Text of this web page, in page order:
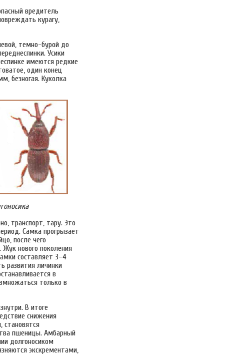
вредитель
курагу,
темно-бурой до
Усики
имеются редкие
один конец
безногая. Куколка
транспорт, тару. Это
Самка прогрызает
после чего
Жук нового поколения
составляет 3–4
развития личинки
в
только в
В итоге
снижения
становятся
пшеницы. Амбарный
долгоносиком
экскрементами,